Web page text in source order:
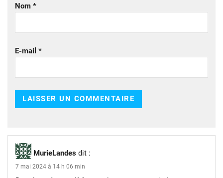
Nom *
E-mail *
MurieLandes dit :
7 mai 2024 à 14 h 06 min